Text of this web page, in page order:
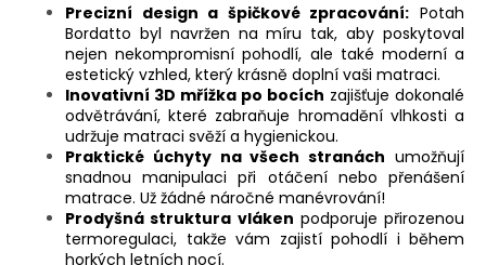
Precizní design a špičkové zpracování: Potah
Bordatto byl navržen na míru tak, aby poskytoval
nejen nekompromisní pohodlí, ale také moderní a
estetický vzhled, který krásně doplní vaši matraci.
Inovativní 3D mřížka po bocích zajišťuje dokonalé
odvětrávání, které zabraňuje hromadění vlhkosti a
udržuje matraci svěží a hygienickou.
Praktické úchyty na všech stranách umožňují
snadnou manipulaci při otáčení nebo přenášení
matrace. Už žádné náročné manévrování!
Prodyšná struktura vláken podporuje přirozenou
termoregulaci, takže vám zajistí pohodlí i během
horkých letních nocí.